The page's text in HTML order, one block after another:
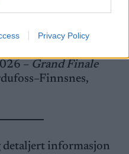
Privacy Policy
–
– Reistadløpet
– Grand Finale
detaljert informasjon